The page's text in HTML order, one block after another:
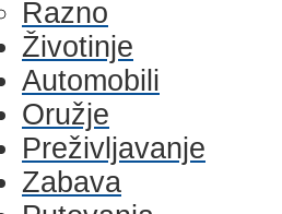
Razno
Životinje
Automobili
Oružje
Preživljavanje
Zabava